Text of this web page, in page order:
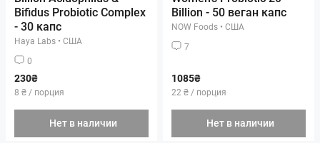
Bifidus Probiotic Complex
- 30 капс
Haya Labs • США
0
230₴
8 ₴ / порция
Нет в наличии
Billion - 50 веган капс
NOW Foods • США
7
1085₴
22 ₴ / порция
Нет в наличии